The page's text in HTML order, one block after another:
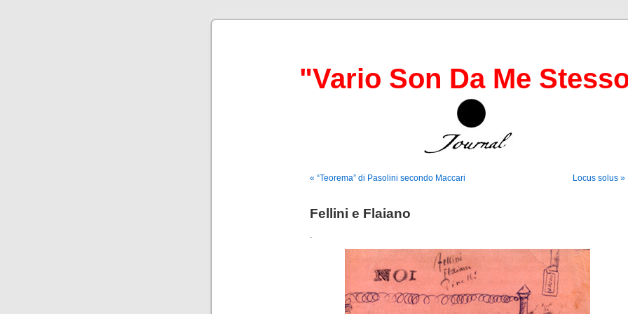
"Vario Son Da Me
« “Teorema” di Pasolini secondo Maccari Locus solus »
Fellini e Flaiano